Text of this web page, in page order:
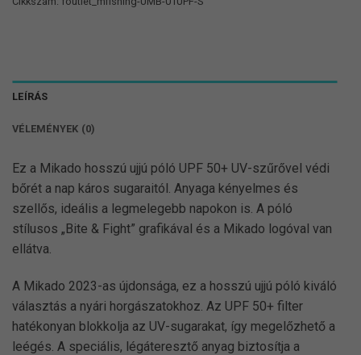
LEÍRÁS
VÉLEMÉNYEK (0)
Ez a Mikado hosszú ujjú póló UPF 50+ UV-szűrővel védi
bőrét a nap káros sugaraitól. Anyaga kényelmes és
szellős, ideális a legmelegebb napokon is. A póló
stílusos „Bite & Fight” grafikával és a Mikado logóval van
ellátva.
A Mikado 2023-as újdonsága, ez a hosszú ujjú póló kiváló
választás a nyári horgászatokhoz. Az UPF 50+ filter
hatékonyan blokkolja az UV-sugarakat, így megelőzhető a
leégés. A speciális, légáteresztő anyag biztosítja a